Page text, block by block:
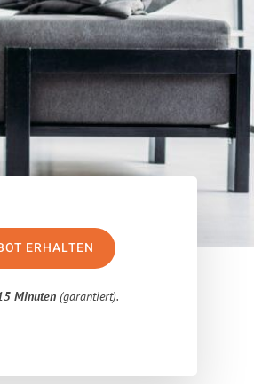
ERHALTEN
Minuten (garantiert).